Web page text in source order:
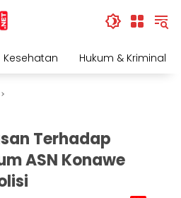
Kesehatan Hukum & Kriminal
Terhadap
ASN Konawe